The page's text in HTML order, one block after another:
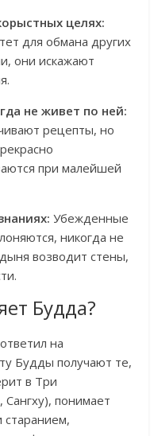
целях:
для обмана других
они искажают
не живет по ней:
рецепты, но
при малейшей
Убежденные
никогда не
возводит стены,
Будда?
на
Будды получают те,
в Три
понимает
старанием,